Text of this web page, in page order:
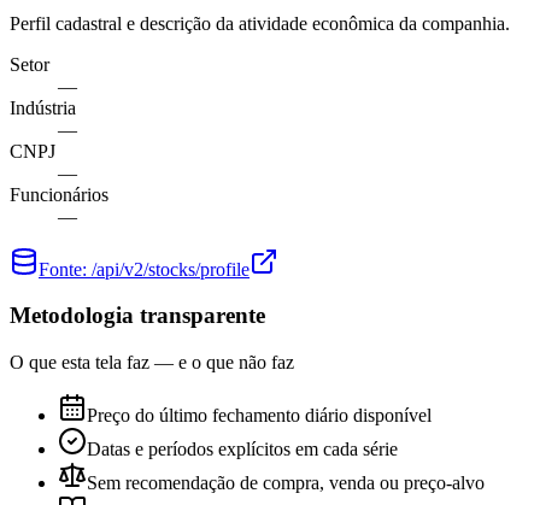
Perfil cadastral e descrição da atividade econômica da companhia.
Setor
—
Indústria
—
CNPJ
—
Funcionários
—
Fonte: /api/v2/stocks/profile
Metodologia transparente
O que esta tela faz — e o que não faz
Preço do último fechamento diário disponível
Datas e períodos explícitos em cada série
Sem recomendação de compra, venda ou preço-alvo